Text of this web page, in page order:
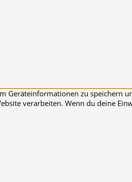
zu speichern
verarbeiten. Wenn du deine